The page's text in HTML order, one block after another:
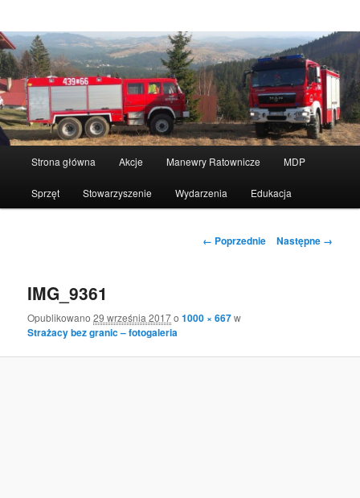
Przeskocz
do
Strona główna Akcje Manewry Ratownicze MDP
Sprzęt Stowarzyszenie Wydarzenia Edukacja
Nawigacja
← Poprzednie Następne →
IMG_9361
Opublikowano 29 września 2017o1000 × 667w
Strażacy bez granic – fotogaleria